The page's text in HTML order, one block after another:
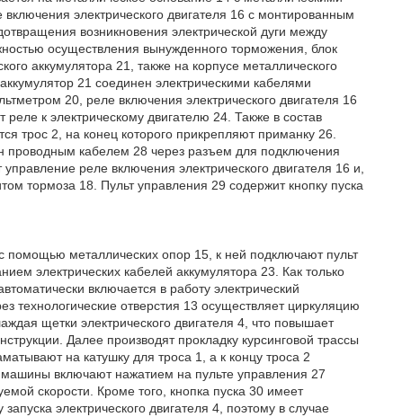
электрического двигателя 16 с монтированным
возникновения электрической дуги между
осуществления вынужденного торможения, блок
аккумулятора 21, также на корпусе металлического
21 соединен электрическими кабелями
20, реле включения электрического двигателя 16
к электрическому двигателю 24. Также в состав
трос 2, на конец которого прикрепляют приманку 26.
проводным кабелем 28 через разъем для подключения
реле включения электрического двигателя 16 и,
тормоза 18. Пульт управления 29 содержит кнопку пуска
помощью металлических опор 15, к ней подключают пульт
электрических кабелей аккумулятора 23. Как только
включается в работу электрический
технологические отверстия 13 осуществляет циркуляцию
щетки электрического двигателя 4, что повышает
Далее производят прокладку курсинговой трассы
на катушку для троса 1, а к концу троса 2
машины включают нажатием на пульте управления 27
скорости. Кроме того, кнопка пуска 30 имеет
электрического двигателя 4, поэтому в случае